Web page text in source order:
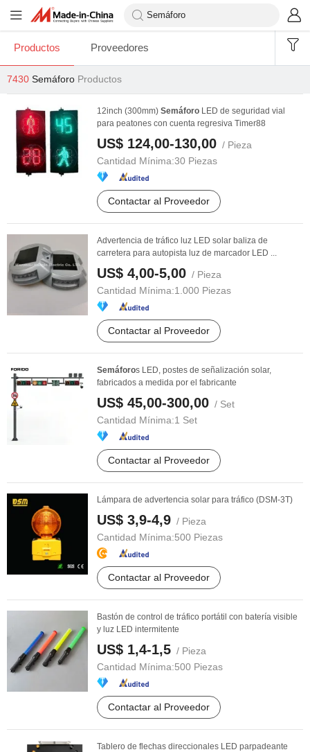
Productos Proveedores
7430 Semáforo Productos
12inch (300mm) Semáforo LED de seguridad vial
para peatones con cuenta regresiva Timer88
US$ 124,00-130,00 / Pieza
Cantidad Mínima:30 Piezas
Contactar al Proveedor
Advertencia de tráfico luz LED solar baliza de
carretera para autopista luz de marcador LED ...
US$ 4,00-5,00 / Pieza
Cantidad Mínima:1.000 Piezas
Contactar al Proveedor
Semáforos LED, postes de señalización solar,
fabricados a medida por el fabricante
US$ 45,00-300,00 / Set
Cantidad Mínima:1 Set
Contactar al Proveedor
Lámpara de advertencia solar para tráfico (DSM-3T)
US$ 3,9-4,9 / Pieza
Cantidad Mínima:500 Piezas
Contactar al Proveedor
Bastón de control de tráfico portátil con batería visible
y luz LED intermitente
US$ 1,4-1,5 / Pieza
Cantidad Mínima:500 Piezas
Contactar al Proveedor
Tablero de flechas direccionales LED parpadeante